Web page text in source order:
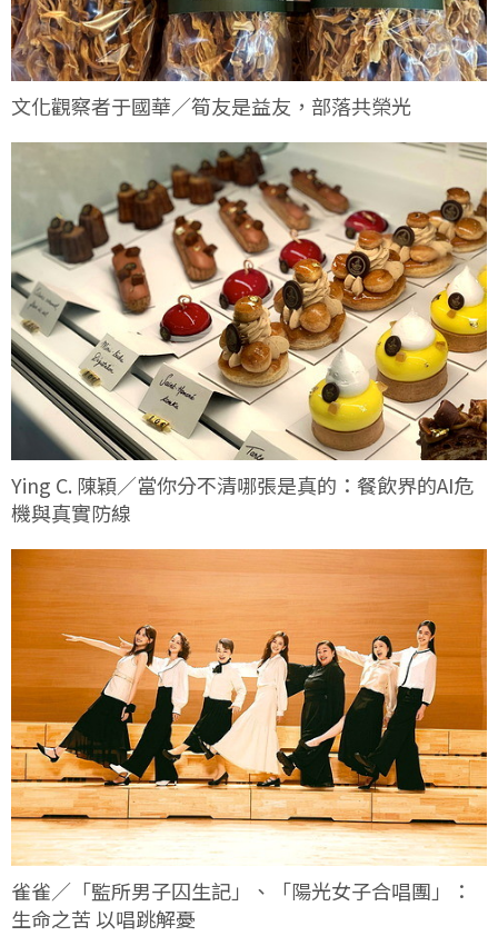
文化觀察者于國華／筍友是益友，部落共榮光
Ying C. 陳穎／當你分不清哪張是真的：餐飲界的AI危
機與真實防線
雀雀／「監所男子囚生記」、「陽光女子合唱團」：
生命之苦 以唱跳解憂